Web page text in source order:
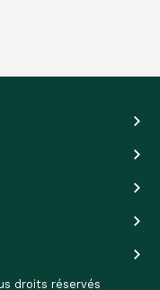
droits réservés